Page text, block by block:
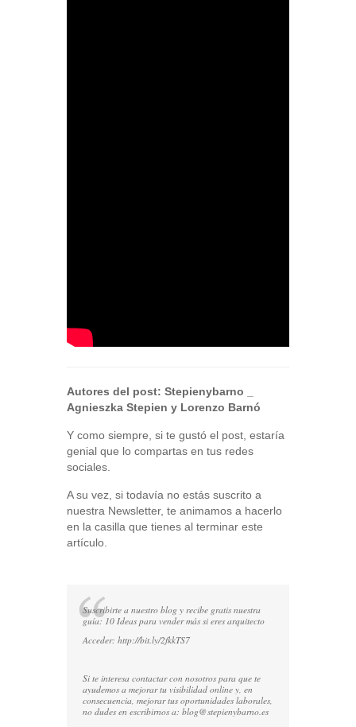
Autores del post: Stepienybarno
Agnieszka Stepien y Lorenzo Barnó
Y como siempre, si te gustó el post, estaría
genial que lo compartas en tus redes
sociales.
A su vez, si todavía no estás suscrito a
nuestra Newsletter, te animamos a hacerlo
en la casilla que tienes al terminar este
artículo.
Suscribirte a nuestro blog y recibe gratis nuestra
guía: 10 Ideas para vender más si eres arquitecto
Acceder: http://bit.ly/2fkkTS7
Si te interesa contactar con nosotros para que te
ayudemos a mejorar tu visibilidad online y, en
consecuencia, mejorar tus oportunidades laborales,
no dudes en escribirnos a: blog@stepienybarno.es